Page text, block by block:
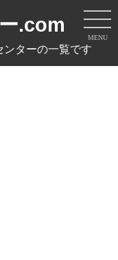
MENU
.com
ターの一覧です